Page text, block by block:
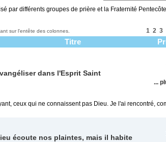
par différents groupes de prière et la Fraternité
sur l'entête des colonnes. 1 2 3
Titre
dans l'Esprit Saint
...
ceux qui ne connaissent pas Dieu. Je l'ai rencontré,
écoute nos plaintes, mais il habite